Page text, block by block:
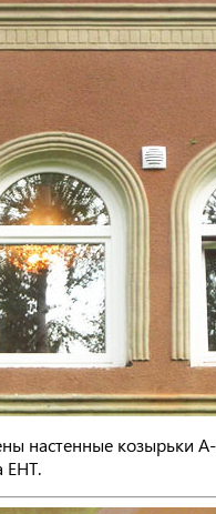
настенные козырьки